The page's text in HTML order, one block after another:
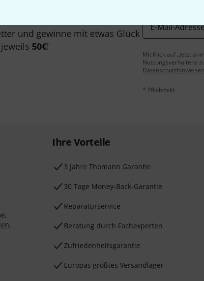
und gewinne mit etwas Glück
50€!
E-Mail-
Mit Klick auf „Jetzt
Nutzungsverhaltens
Datenschutzhinweisen
* Pflichtfeld
,
Ihre Vorteile
3 Jahre Thomann Garantie
30 Tage Money-Back-Garantie
Reparaturservice
Beratung durch Fachexperten
Zufriedenheitsgarantie
Europas größtes Versandlager